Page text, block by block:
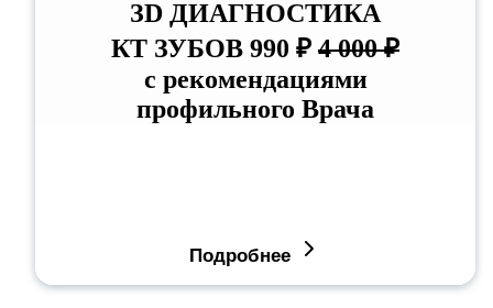
ЗD ДИАГНОСТИКА
КТ ЗУБОВ 990 ₽ 4 000 ₽
с рекомендациями
профильного Врача
Подробнее